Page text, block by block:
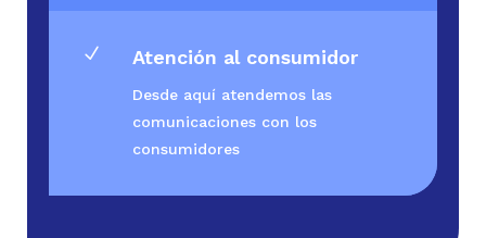
N Atención al consumidor
Desde aquí atendemos las
comunicaciones con los
consumidores